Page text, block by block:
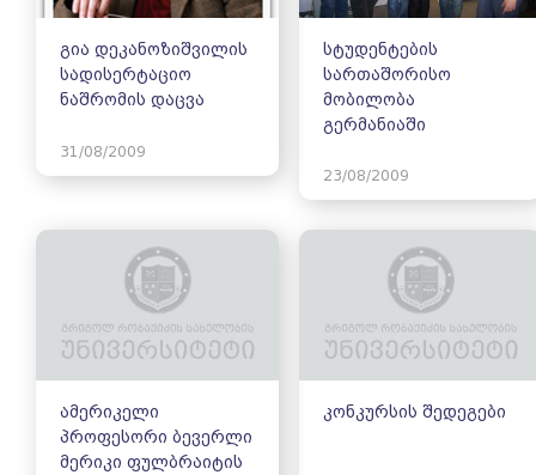
გია დეკანოზიშვილის
სადისერტაციო
ნაშრომის დაცვა
31/08/2009
სტუდენტების
სართაშორისო
მობილობა
გერმანიაში
23/08/2009
ამერიკელი
პროფესორი ბევერლი
მერიკი ფულბრაიტის
კონკურსის შედეგები